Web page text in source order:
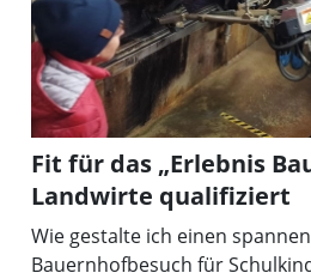
Fit für das „Erlebnis
Landwirte qualifiziert
Wie gestalte ich einen
Bauernhofbesuch für